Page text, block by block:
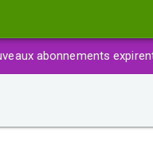
abonnements